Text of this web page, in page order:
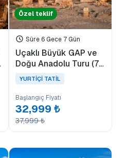
3471 EUR +
Özel teklif
Süre 6 Gece 7 Gün
Uçaklı Büyük GAP ve
Doğu Anadolu Turu (7
Gün - 6 Gece)
YURTİÇİ TATİL
Başlangıç Fiyatı
32,999 ₺
37,999 ₺